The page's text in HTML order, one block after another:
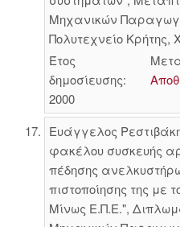
Μηχανικών
Πολυτεχνείο
Έτος
δημοσίευσης:
2000
Ευάγγελος
φακέλου συσκευής
πέδησης
πιστοποίησης της με
Μίνως Ε.Π.Ε.",